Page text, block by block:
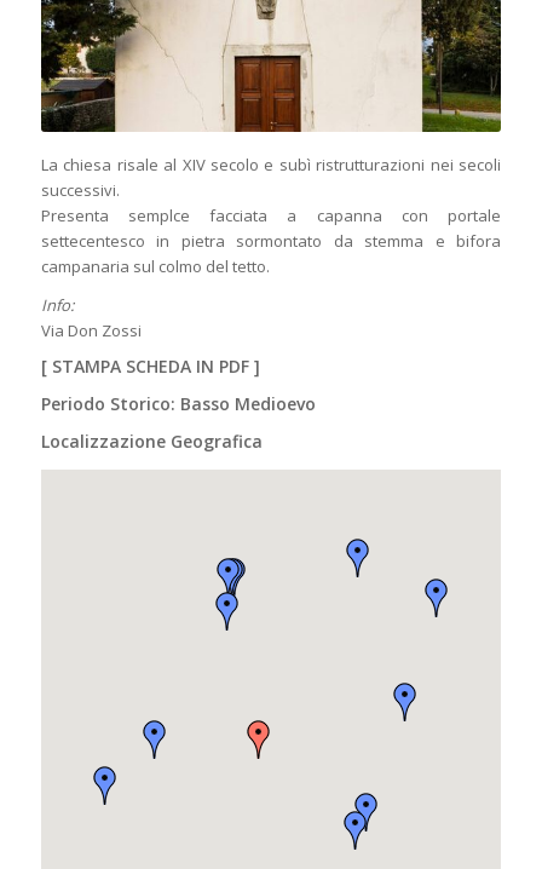
La chiesa risale al XIV secolo e subì ristrutturazioni nei secoli
successivi.
Presenta semplce facciata a capanna con portale
settecentesco in pietra sormontato da stemma e bifora
campanaria sul colmo del tetto.
Info:
Via Don Zossi
[ STAMPA SCHEDA IN PDF]
Periodo Storico: Basso Medioevo
Localizzazione Geografica